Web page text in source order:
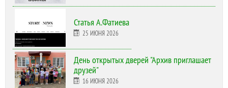
Статья А.Фатиева
25 ИЮНЯ 2026
День открытых дверей "Архив приглашает
друзей"
16 ИЮНЯ 2026